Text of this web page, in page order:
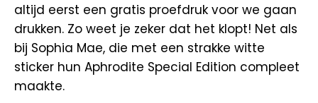
altijd eerst een gratis proefdruk voor we gaan
drukken. Zo weet je zeker dat het klopt! Net als
bij Sophia Mae, die met een strakke witte
sticker hun Aphrodite Special Edition compleet
maakte.